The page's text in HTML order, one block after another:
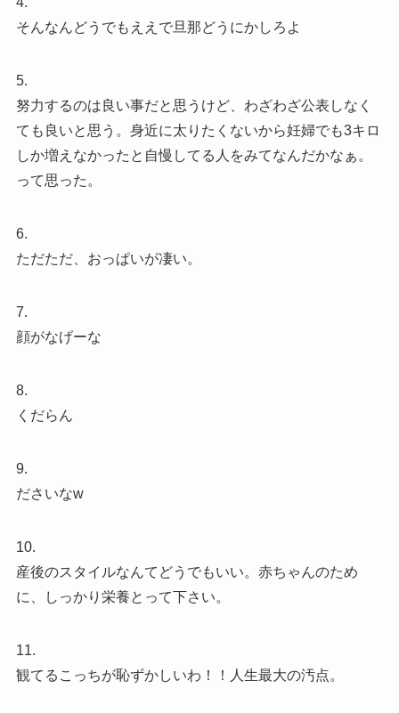
そんなんどうでもええで旦那どうにかしろよ
5.
努力するのは良い事だと思うけど、わざわざ公表しなく
ても良いと思う。身近に太りたくないから妊婦でも3キロ
しか増えなかったと自慢してる人をみてなんだかなぁ。
って思った。
6.
ただただ、おっぱいが凄い。
7.
顔がなげーな
8.
くだらん
9.
ださいなw
10.
産後のスタイルなんてどうでもいい。赤ちゃんのため
に、しっかり栄養とって下さい。
11.
観てるこっちが恥ずかしいわ！！人生最大の汚点。